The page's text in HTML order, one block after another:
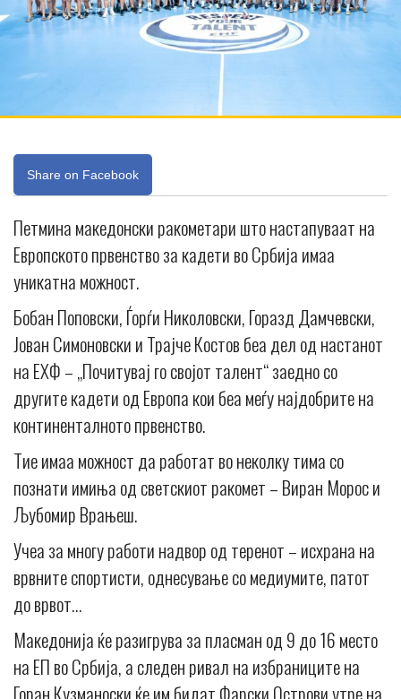
Share on Facebook
Петмина македонски ракометари што настапуваат на
Европското првенство за кадети во Србија имаа
уникатна можност.
Бобан Поповски, Ѓорѓи Николовски, Горазд Дамчевски,
Јован Симоновски и Трајче Костов беа дел од настанот
на ЕХФ – „Почитувај го својот талент“ заедно со
другите кадети од Европа кои беа меѓу најдобрите на
континенталното првенство.
Тие имаа можност да работат во неколку тима со
познати имиња од светскиот ракомет – Виран Морос и
Љубомир Врањеш.
Учеа за многу работи надвор од теренот – исхрана на
врвните спортисти, однесување со медиумите, патот
до врвот…
Македонија ќе разигрува за пласман од 9 до 16 место
на ЕП во Србија, а следен ривал на избраниците на
Горан Кузманоски ќе им бидат Фарски Острови утре на